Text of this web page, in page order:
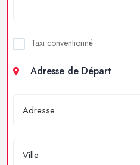
Taxi conventionné
Adresse de Départ